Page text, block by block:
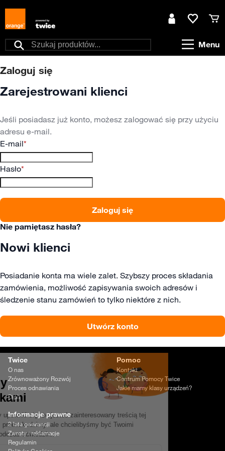
Przejdź do treści
Menu
Szukaj
Moje kontoUlubione
Zaloguj się
Zarejestrowani klienci
Jeśli posiadasz już konto, możesz zalogować się przy użyciu
adresu e-mail.
E-mail
Hasło
Zaloguj się
Nie pamiętasz hasła?
Nowi klienci
Posiadanie konta ma wiele zalet. Szybszy proces składania
zamówienia, możliwość zapisywania swoich adresów i
śledzenie stanu zamówień to tylko niektóre z nich.
Utwórz konto
Twice
O nas
Zrównoważony Rozwój
Proces odnawiania
Dipli
Pomoc
Kontakt
Centrum Pomocy Twice
Jakie mamy klasy urządzeń?
Informacje prawne
2 lata gwarancji
Zwroty i reklamacje
Regulamin